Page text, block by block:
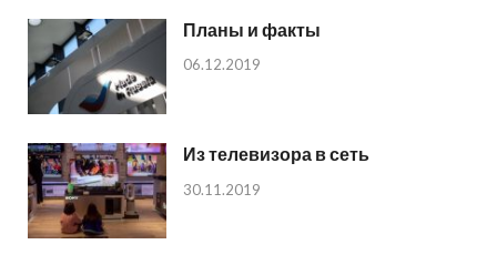
Планы и факты
06.12.2019
Из телевизора в сеть
30.11.2019